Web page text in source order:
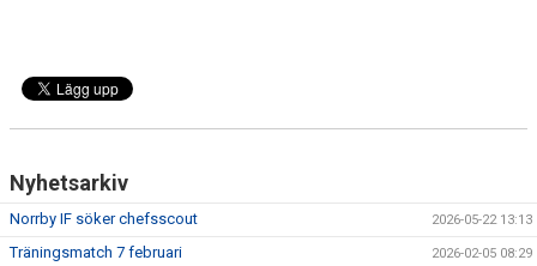
Nyhetsarkiv
Norrby IF söker chefsscout 2026-05-22 13:13
Träningsmatch 7 februari 2026-02-05 08:29